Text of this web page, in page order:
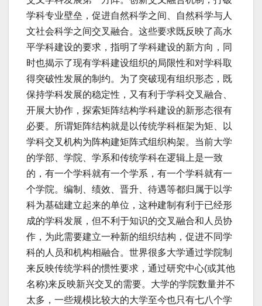
学科专业壁垒，促进自然科学之间、自然科学与人
文社会科学之间交叉融合。这些要求既反映了高水
平学科建设的要求，指明了学科建设的新方向，同
时也揭示了现有学科建设组织的局限性和对学科取
得突破性发展的制约。为了突破现有组织形态，既
保持学科发展的稳定性，又有利于学科交叉融合、
开展大协作，探索矩阵结构学科建设的新形态很有
必要。所谓矩阵结构就是以传统学科框架为矩、以
学科交叉机构为阵构建矩阵式组织构架。当前大学
的学部、学院、学系和传统学科在逻辑上是一致
的，有一个学科就有一个学系，有一个学科就有一
个学院。编制、绩效、晋升、待遇等都归属于以学
科为基础建立起来的单位，这种建制有利于已经形
成的学科发展，但不利于知识的交叉融合和人员协
作，为此需要建立一种新的组织结构，促进不同学
科的人员和机构相融合。世界很多大学通过学院制
来反映传统学科的惯性要求，通过研究中心(或其他
名称)来反映新兴交叉的需要。大学的学院数量并不
太多，一些规模比较大的大学至今也只有七八个学